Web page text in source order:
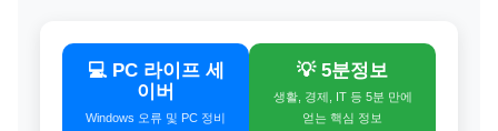
💻 PC 라이프 세
이버
Windows 오류 및 PC 정비
💡 5분정보
생활, 경제, IT 등 5분 만에
얻는 핵심 정보